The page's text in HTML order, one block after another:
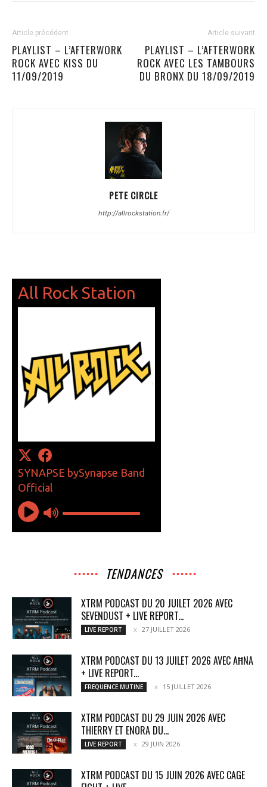
Article précédent
PLAYLIST – L’AFTERWORK
ROCK AVEC KISS DU
11/09/2019
Article suivant
PLAYLIST – L’AFTERWORK
ROCK AVEC LES TAMBOURS
DU BRONX DU 18/09/2019
PETE CIRCLE
http://allrockstation.fr/
TENDANCES
XTRM PODCAST DU 20 JUILET 2026 AVEC
SEVENDUST + LIVE REPORT...
LIVE REPORT 27 JUILLET 2026
XTRM PODCAST DU 13 JUILET 2026 AVEC AĦNA
+ LIVE REPORT...
FREQUENCE MUTINE 15 JUILLET 2026
XTRM PODCAST DU 29 JUIN 2026 AVEC
THIERRY ET ENORA DU...
LIVE REPORT 29 JUIN 2026
XTRM PODCAST DU 15 JUIN 2026 AVEC CAGE